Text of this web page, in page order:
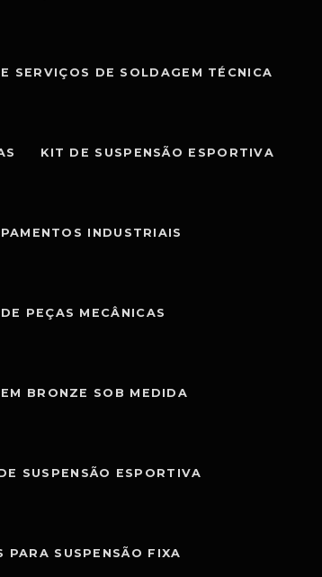
SERVIÇOS DE SOLDAGEM TÉCNICA
KIT DE SUSPENSÃO ESPORTIVA
INDUSTRIAIS
PEÇAS MECÂNICAS
BRONZE SOB MEDIDA
SUSPENSÃO ESPORTIVA
PARA SUSPENSÃO FIXA